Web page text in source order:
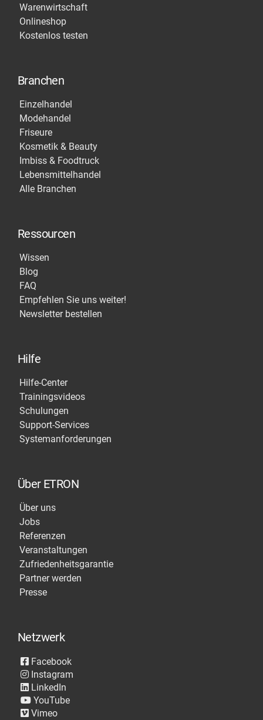
Warenwirtschaft
Onlineshop
Kostenlos testen
Branchen
Einzelhandel
Modehandel
Friseure
Kosmetik & Beauty
Imbiss & Foodtruck
Lebensmittelhandel
Alle Branchen
Ressourcen
Wissen
Blog
FAQ
Empfehlen Sie uns weiter!
Newsletter bestellen
Hilfe
Hilfe-Center
Trainingsvideos
Schulungen
Support-Services
Systemanforderungen
Über ETRON
Über uns
Jobs
Referenzen
Veranstaltungen
Zufriedenheitsgarantie
Partner werden
Presse
Netzwerk
Facebook
Instagram
LinkedIn
YouTube
Vimeo